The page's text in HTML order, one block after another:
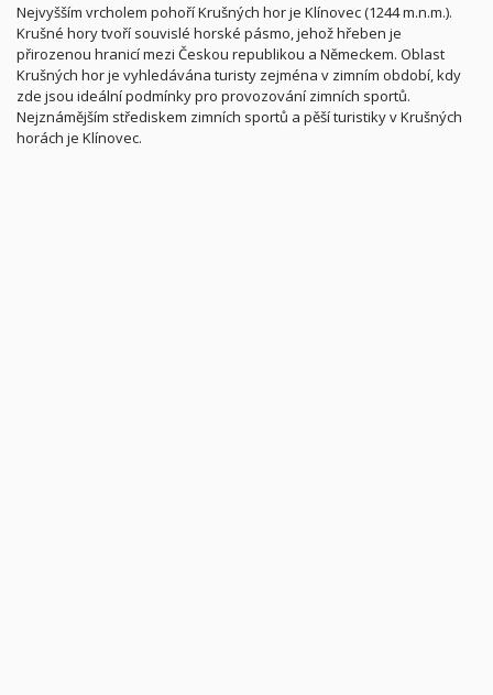
Nejvyšším vrcholem pohoří Krušných hor je Klínovec (1244 m.n.m.).
Krušné hory tvoří souvislé horské pásmo, jehož hřeben je
přirozenou hranicí mezi Českou republikou a Německem. Oblast
Krušných hor je vyhledávána turisty zejména v zimním období, kdy
zde jsou ideální podmínky pro provozování zimních sportů.
Nejznámějším střediskem zimních sportů a pěší turistiky v Krušných
horách je Klínovec.